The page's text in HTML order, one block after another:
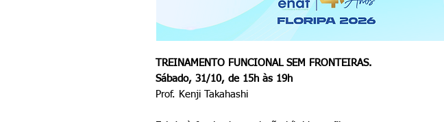
TREINAMENTO FUNCIONAL SEM FRONTEIRAS.
Sábado, 31/10, de 15h às 19h
Prof. Kenji Takahashi